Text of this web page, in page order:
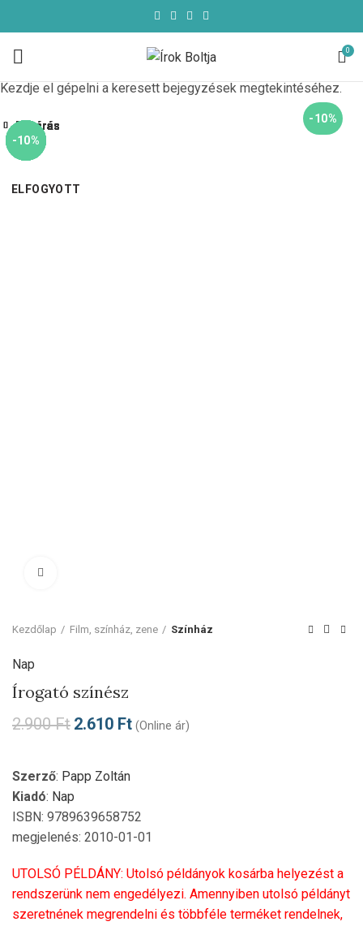
0
-10%
Kezdőlap Film, színház, zene Színház
Nap
Írogató színész
2.900Ft 2.610 Ft (Online ár)
Szerző: Papp Zoltán
Kiadó: Nap
ISBN: 9789639658752
megjelenés: 2010-01-01
UTOLSÓ PÉLDÁNY: Utolsó példányok kosárba helyezést a
rendszerünk nem engedélyezi. Amennyiben utolsó példányt
szeretnének megrendelni és többféle terméket rendelnek,
-10%
Bezárás
-10%
Bezárás
-10%
Bezárás
-10%
Bezárás
-10%
ELFOGYOTT
Bezárás
-10%
Bezárás
-10%
Bezárás
-10%
Bezárás
Kezdje el gépelni a keresett bejegyzések megtekintéséhez.